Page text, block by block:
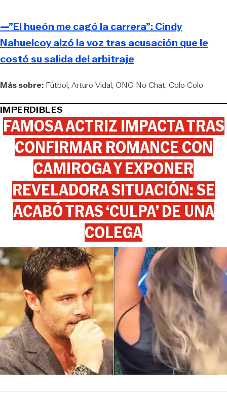
—”El hueón me cagó la carrera”: Cindy
Nahuelcoy alzó la voz tras acusación que le
costó su salida del arbitraje
Más sobre: Fútbol Arturo Vidal ONG No Chat Colo Colo
IMPERDIBLES
FAMOSA ACTRIZ IMPACTA TRAS
CONFIRMAR ROMANCE CON
CAMIROGA Y EXPONER
REVELADORA SITUACIÓN: SE
ACABÓ TRAS ‘CULPA’ DE UNA
COLEGA